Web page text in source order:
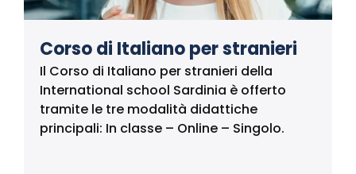
Corso di Italiano per stranieri
Il Corso di Italiano per stranieri della
International school Sardinia è offerto
tramite le tre modalità didattiche
principali: In classe – Online – Singolo.